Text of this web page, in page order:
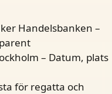
Handelsbanken –
– Datum, plats
för regatta och